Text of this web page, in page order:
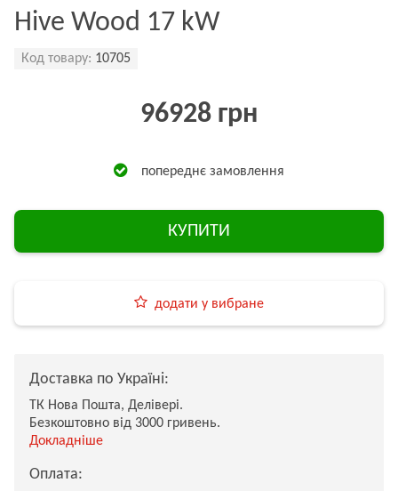
Hive Wood 17 kW
Код товару: 10705
96928 грн
попереднє замовлення
КУПИТИ
додати у вибране
Доставка по Україні:
ТК Нова Пошта, Делівері.
Безкоштовно від 3000 гривень.
Докладніше
Оплата: